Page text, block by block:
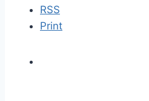
RSS
Print